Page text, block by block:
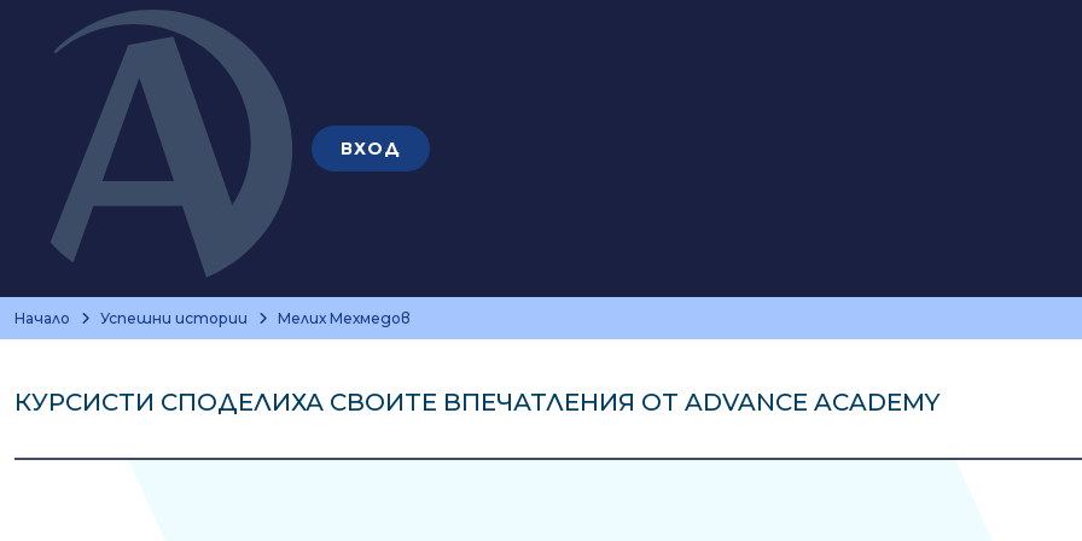
ВХОД
Начало Успешни истории Мелих Мехмедов
КУРСИСТИ СПОДЕЛИХА СВОИТЕ ВПЕЧАТЛЕНИЯ ОТ ADVANCE ACADEMY